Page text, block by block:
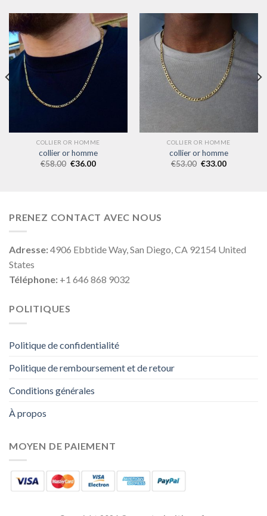
COLLIER OR HOMME
collier or homme
€58.00 €36.00
COLLIER OR HOMME
collier or homme
€53.00 €33.00
PRENEZ CONTACT AVEC NOUS
Adresse:4906 Ebbtide Way, San Diego, CA 92154 United
States
Téléphone: +1 646 868 9032
POLITIQUES
Politique de confidentialité
Politique de remboursement et de retour
Conditions générales
À propos
MOYEN DE PAIEMENT